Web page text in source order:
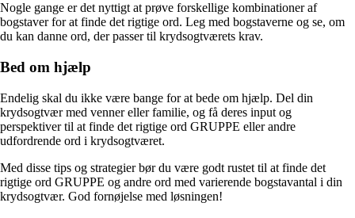
Nogle gange er det nyttigt at prøve forskellige kombinationer af
bogstaver for at finde det rigtige ord. Leg med bogstaverne og se, om
du kan danne ord, der passer til krydsogtværets krav.
Bed om hjælp
Endelig skal du ikke være bange for at bede om hjælp. Del din
krydsogtvær med venner eller familie, og få deres input og
perspektiver til at finde det rigtige ord GRUPPE eller andre
udfordrende ord i krydsogtværet.
Med disse tips og strategier bør du være godt rustet til at finde det
rigtige ord GRUPPE og andre ord med varierende bogstavantal i din
krydsogtvær. God fornøjelse med løsningen!